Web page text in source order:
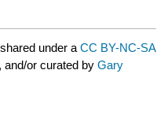
under aCC BY-NC-SA
and/or curated byGary